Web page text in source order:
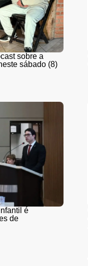
sobre a
sábado (8)
é
de